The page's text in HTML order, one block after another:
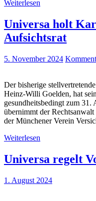
Weiterlesen
Universa holt
Aufsichtsrat
5. November 2024
Der bisherige
Heinz-Willi Goelden, hat
gesundheitsbedingt zum 31.
übernimmt der
der Münchener Verein
Weiterlesen
Universa regelt
1. August 2024